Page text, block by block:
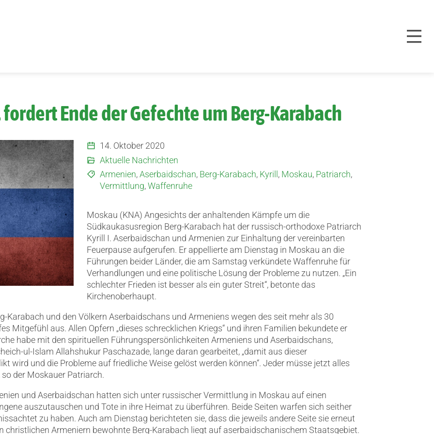
Ende der Gefechte um Berg-Karabach
14. Oktober 2020
Aktuelle Nachrichten
Armenien,Aserbaidschan, Berg-Karabach, Kyrill , Moskau, Patriarch,
Vermittlung,Waffenruhe
Moskau (KNA) Angesichts der anhaltenden Kämpfe um die
Südkaukasusregion Berg-Karabach hat der russisch-orthodoxe Patriarch
Kyrill I. Aserbaidschan und Armenien zur Einhaltung der vereinbarten
Feuerpause aufgerufen. Er appellierte am Dienstag in Moskau an die
Führungen beider Länder, die am Samstag verkündete Waffenruhe für
Verhandlungen und eine politische Lösung der Probleme zu nutzen. „Ein
schlechter Frieden ist besser als ein guter Streit“, betonte das
Kirchenoberhaupt.
Karabach und den Völkern Aserbaidschans und Armeniens wegen des seit mehr als 30
Mitgefühl aus. Allen Opfern „dieses schrecklichen Kriegs“ und ihren Familien bekundete er
habe mit den spirituellen Führungspersönlichkeiten Armeniens und Aserbaidschans,
ul-Islam Allahshukur Paschazade, lange daran gearbeitet, „damit aus dieser
wird und die Probleme auf friedliche Weise gelöst werden können“. Jeder müsse jetzt alles
der Moskauer Patriarch.
und Aserbaidschan hatten sich unter russischer Vermittlung in Moskau auf einen
auszutauschen und Tote in ihre Heimat zu überführen. Beide Seiten warfen sich seither
zu haben. Auch am Dienstag berichteten sie, dass die jeweils andere Seite sie erneut
christlichen Armeniern bewohnte Berg-Karabach liegt auf aserbaidschanischem Staatsgebiet.